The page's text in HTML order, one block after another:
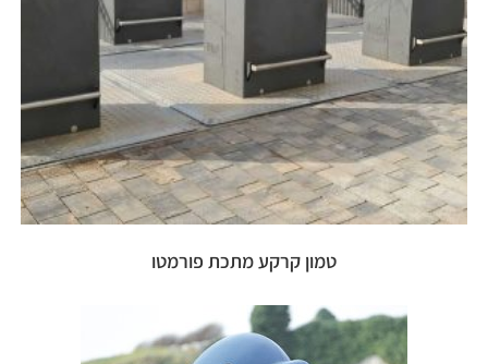
טמון קרקע מתכת פורמטו